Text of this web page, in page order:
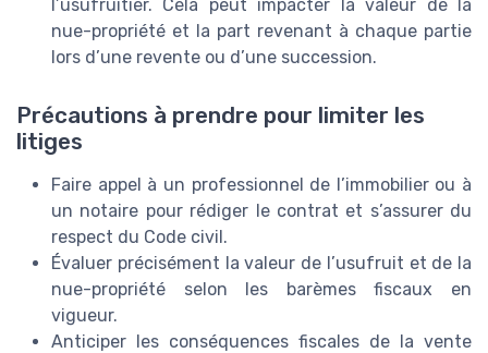
l’usufruitier. Cela peut impacter la valeur de la
nue-propriété et la part revenant à chaque partie
lors d’une revente ou d’une succession.
Précautions à prendre pour limiter les
litiges
Faire appel à un professionnel de l’immobilier ou à
un notaire pour rédiger le contrat et s’assurer du
respect du Code civil.
Évaluer précisément la valeur de l’usufruit et de la
nue-propriété selon les barèmes fiscaux en
vigueur.
Anticiper les conséquences fiscales de la vente